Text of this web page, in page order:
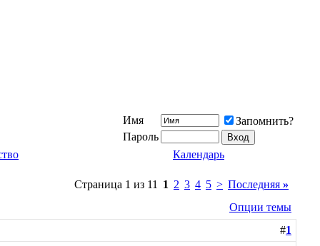
Имя
Запомнить?
Пароль
Календарь
Страница 1 из 11 1 2 3 4 5 > Последняя »
Опции темы
#1